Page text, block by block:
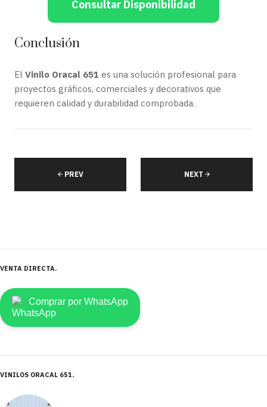
Consultar Disponibilidad
Conclusión
El Vinilo Oracal 651 es una solución profesional para
proyectos gráficos, comerciales y decorativos que
requieren calidad y durabilidad comprobada.
PREV NEXT
VENTA DIRECTA
Comprar por WhatsApp
VINILOS ORACAL 651